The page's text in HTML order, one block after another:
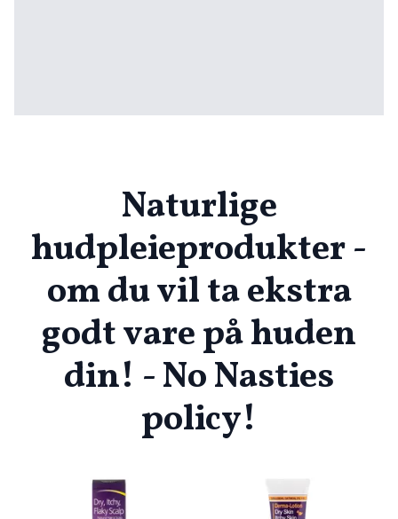
Naturlige
hudpleieprodukter -
om du vil ta ekstra
godt vare på huden
din! - No Nasties
policy!